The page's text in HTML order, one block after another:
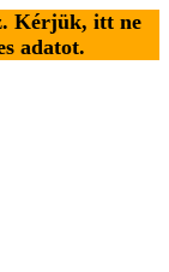
Kérjük, itt ne
adatot.